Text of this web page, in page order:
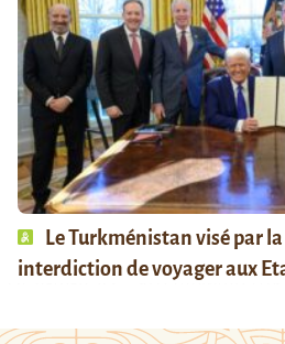
Le Turkménistan visé par
interdiction de voyager aux